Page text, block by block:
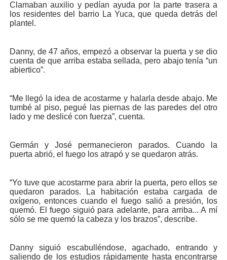
Clamaban auxilio y pe­dían ayuda por la parte trasera a
los residentes del barrio La Yuca, que queda detrás del
plantel.
Danny, de 47 años, em­pezó a observar la puerta y se dio
cuenta de que arriba estaba sellada, pero abajo tenía “un
abiertico”.
“Me llegó la idea de acos­tarme y halarla desde abajo. Me
tumbé al piso, pegué las piernas de las paredes del otro
lado y me deslicé con fuerza”, cuenta.
Germán y José perma­necieron parados. Cuando la
puerta abrió, el fuego los atrapó y se quedaron atrás.
“Yo tuve que acostarme para abrir la puerta, pero ellos se
quedaron parados. La habitación estaba car­gada de
oxígeno, entonces cuando el fuego salió a pre­sión, los
quemó. El fuego siguió para adelante, pa­ra arriba... A mí
sólo se me quemó la cabeza y los bra­zos”, describe.
Danny siguió escabu­lléndose, agachado, en­trando y
saliendo de los es­tudios rápidamente hasta encontrarse